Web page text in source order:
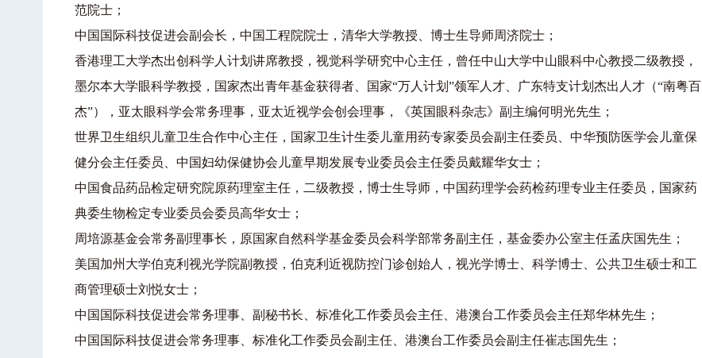
范院士；
中国国际科技促进会副会长，中国工程院院士，清华大学教授、博士生导师周济院士；
香港理工大学杰出创科学人计划讲席教授，视觉科学研究中心主任，曾任中山大学中山眼科中心教授二级教授，
墨尔本大学眼科学教授，国家杰出青年基金获得者、国家“万人计划”领军人才、广东特支计划杰出人才（“南粤百
杰”），亚太眼科学会常务理事，亚太近视学会创会理事，《英国眼科杂志》副主编何明光先生；
世界卫生组织儿童卫生合作中心主任，国家卫生计生委儿童用药专家委员会副主任委员、中华预防医学会儿童保
健分会主任委员、中国妇幼保健协会儿童早期发展专业委员会主任委员戴耀华女士；
中国食品药品检定研究院原药理室主任，二级教授，博士生导师，中国药理学会药检药理专业主任委员，国家药
典委生物检定专业委员会委员高华女士；
周培源基金会常务副理事长，原国家自然科学基金委员会科学部常务副主任，基金委办公室主任孟庆国先生；
美国加州大学伯克利视光学院副教授，伯克利近视防控门诊创始人，视光学博士、科学博士、公共卫生硕士和工
商管理硕士刘悦女士；
中国国际科技促进会常务理事、副秘书长、标准化工作委员会主任、港澳台工作委员会主任郑华林先生；
中国国际科技促进会常务理事、标准化工作委员会副主任、港澳台工作委员会副主任崔志国先生；